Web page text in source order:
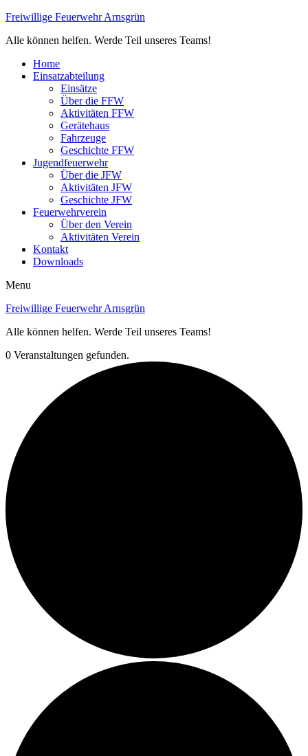
Freiwillige Feuerwehr Arnsgrün
Alle können helfen. Werde Teil unseres Teams!
Home
Einsatzabteilung
Einsätze
Über die FFW
Aktivitäten FFW
Gerätehaus
Fahrzeuge
Geschichte FFW
Jugendfeuerwehr
Über die JFW
Aktivitäten JFW
Geschichte JFW
Feuerwehrverein
Über den Verein
Aktivitäten Verein
Kontakt
Downloads
Menu
Freiwillige Feuerwehr Arnsgrün
Alle können helfen. Werde Teil unseres Teams!
0 Veranstaltungen gefunden.